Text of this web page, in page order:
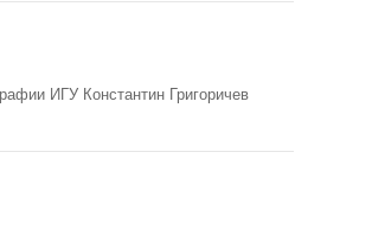
ИГУ Константин Григоричев